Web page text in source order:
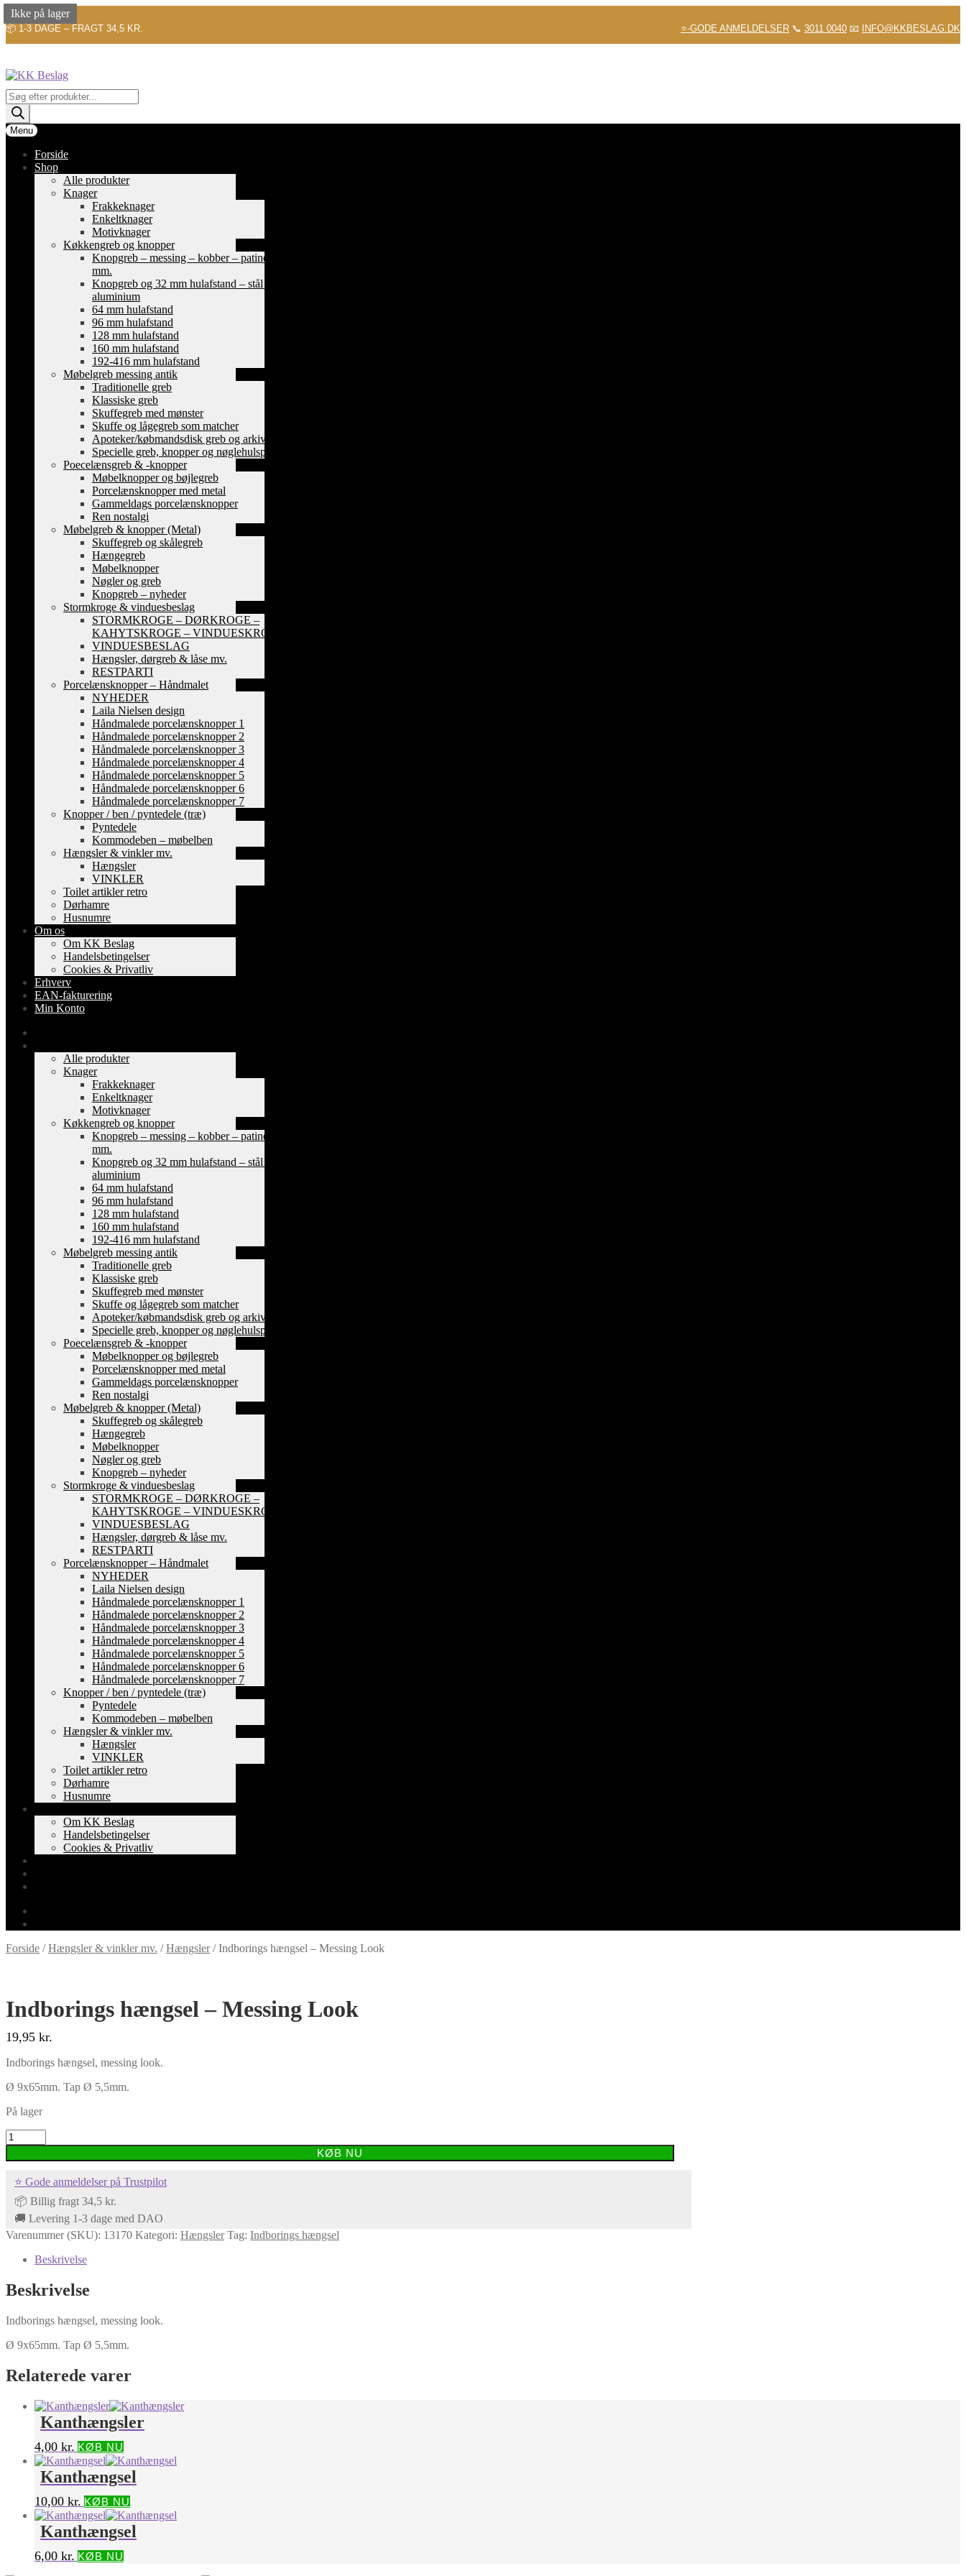
📦 1-3 DAGE – FRAGT 34,5 KR. ⭐-GODE ANMELDELSER 📞 3011 0040 📧 INFO@KKBESLAG.DK
Spring
til
navigation
Spring
til
indhold
Products
search
Menu
Forside
Shop
Alle produkter
Knager
Frakkeknager
Enkeltknager
Motivknager
Køkkengreb og knopper
Knopgreb – messing – kobber – patinerede
mm.
Knopgreb og 32 mm hulafstand – stål og
aluminium
64 mm hulafstand
96 mm hulafstand
128 mm hulafstand
160 mm hulafstand
192-416 mm hulafstand
Møbelgreb messing antik
Traditionelle greb
Klassiske greb
Skuffegreb med mønster
Skuffe og lågegreb som matcher
Apoteker/købmandsdisk greb og arkiv skilte
Specielle greb, knopper og nøglehulsplader
Poecelænsgreb & -knopper
Møbelknopper og bøjlegreb
Porcelænsknopper med metal
Gammeldags porcelænsknopper
Ren nostalgi
Møbelgreb & knopper (Metal)
Skuffegreb og skålegreb
Hængegreb
Møbelknopper
Nøgler og greb
Knopgreb – nyheder
Stormkroge & vinduesbeslag
STORMKROGE – DØRKROGE –
KAHYTSKROGE – VINDUESKROGE
VINDUESBESLAG
Hængsler, dørgreb & låse mv.
RESTPARTI
Porcelænsknopper – Håndmalet
NYHEDER
Laila Nielsen design
Håndmalede porcelænsknopper 1
Håndmalede porcelænsknopper 2
Håndmalede porcelænsknopper 3
Håndmalede porcelænsknopper 4
Håndmalede porcelænsknopper 5
Håndmalede porcelænsknopper 6
Håndmalede porcelænsknopper 7
Knopper / ben / pyntedele (træ)
Pyntedele
Kommodeben – møbelben
Hængsler & vinkler mv.
Hængsler
VINKLER
Toilet artikler retro
Dørhamre
Husnumre
Om os
Om KK Beslag
Handelsbetingelser
Cookies & Privatliv
Erhverv
EAN-fakturering
Min Konto
Alle produkter
Knager
Frakkeknager
Enkeltknager
Motivknager
Køkkengreb og knopper
Knopgreb – messing – kobber – patinerede
mm.
Knopgreb og 32 mm hulafstand – stål og
aluminium
64 mm hulafstand
96 mm hulafstand
128 mm hulafstand
160 mm hulafstand
192-416 mm hulafstand
Møbelgreb messing antik
Traditionelle greb
Klassiske greb
Skuffegreb med mønster
Skuffe og lågegreb som matcher
Apoteker/købmandsdisk greb og arkiv skilte
Specielle greb, knopper og nøglehulsplader
Poecelænsgreb & -knopper
Møbelknopper og bøjlegreb
Porcelænsknopper med metal
Gammeldags porcelænsknopper
Ren nostalgi
Møbelgreb & knopper (Metal)
Skuffegreb og skålegreb
Hængegreb
Møbelknopper
Nøgler og greb
Knopgreb – nyheder
Stormkroge & vinduesbeslag
STORMKROGE – DØRKROGE –
KAHYTSKROGE – VINDUESKROGE
VINDUESBESLAG
Hængsler, dørgreb & låse mv.
RESTPARTI
Porcelænsknopper – Håndmalet
NYHEDER
Laila Nielsen design
Håndmalede porcelænsknopper 1
Håndmalede porcelænsknopper 2
Håndmalede porcelænsknopper 3
Håndmalede porcelænsknopper 4
Håndmalede porcelænsknopper 5
Håndmalede porcelænsknopper 6
Håndmalede porcelænsknopper 7
Knopper / ben / pyntedele (træ)
Pyntedele
Kommodeben – møbelben
Hængsler & vinkler mv.
Hængsler
VINKLER
Toilet artikler retro
Dørhamre
Husnumre
Om KK Beslag
Handelsbetingelser
Cookies & Privatliv
Forside /Hængsler & vinkler mv. /Hængsler/Indborings hængsel – Messing Look
Indborings hængsel – Messing Look
19,95 kr.
Indborings hængsel, messing look.
Ø 9x65mm. Tap Ø 5,5mm.
På lager
Indborings
hængsel
-
Look
antal
KØB NU
⭐ Gode anmeldelser på Trustpilot
📦 Billig fragt 34,5 kr.
🚚 Levering 1-3 dage med DAO
Varenummer (SKU): 13170 Kategori: Hængsler Tag: Indborings hængsel
Beskrivelse
Beskrivelse
Indborings hængsel, messing look.
Ø 9x65mm. Tap Ø 5,5mm.
Relaterede varer
Ikke på lager
Kanthængsler
4,00 kr. KØB NU
Ikke på lager
Kanthængsel
10,00 kr. KØB NU
Ikke på lager
Kanthængsel
6,00 kr. KØB NU